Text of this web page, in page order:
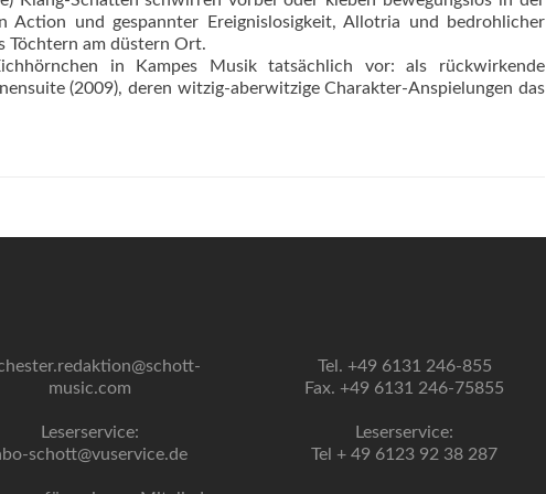
Action und gespannter Ereignislosigkeit, Allotria und bedrohlicher
Töchtern am düstern Ort.
in Kampes Musik tatsächlich vor: als rückwirkende
(2009), deren witzig-aberwitzige Charakter-Anspielungen das
music.com
Leserservice:
schott@vuservice.de
Tel. +49 6131 246-855
Fax. +49 6131 246-75855
Leserservice:
Tel + 49 6123 92 38 287